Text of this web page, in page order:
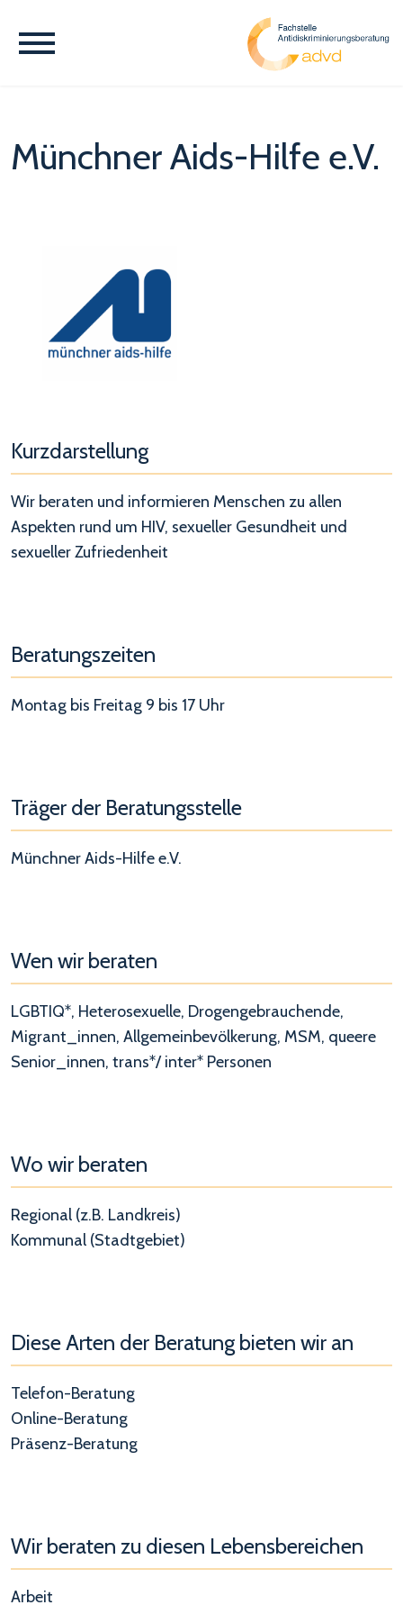
Münchner Aids-Hilfe e.V.
Kurzdarstellung
Wir beraten und informieren Menschen zu allen
Aspekten rund um HIV, sexueller Gesundheit und
sexueller Zufriedenheit
Beratungszeiten
Montag bis Freitag 9 bis 17 Uhr
Träger der Beratungsstelle
Münchner Aids-Hilfe e.V.
Wen wir beraten
LGBTIQ*, Heterosexuelle, Drogengebrauchende,
Migrant_innen, Allgemeinbevölkerung, MSM, queere
Senior_innen, trans*/ inter* Personen
Wo wir beraten
Regional (z.B. Landkreis)
Kommunal (Stadtgebiet)
Diese Arten der Beratung bieten wir an
Telefon-Beratung
Online-Beratung
Präsenz-Beratung
Wir beraten zu diesen Lebensbereichen
Arbeit